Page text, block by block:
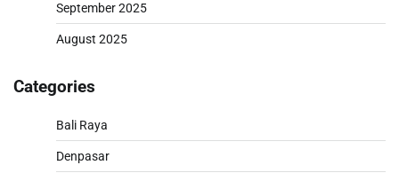
September 2025
August 2025
Categories
Bali Raya
Denpasar